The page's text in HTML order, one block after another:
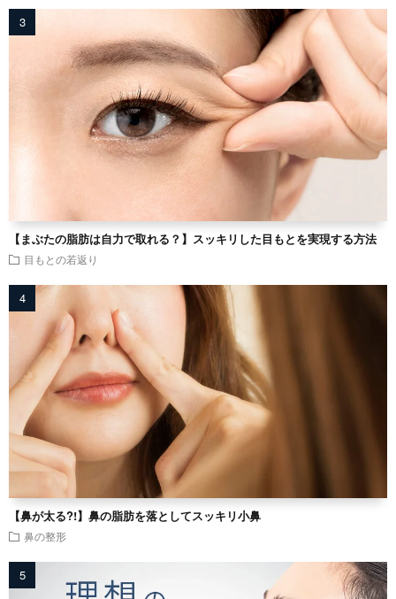
【まぶたの脂肪は自力で取れる？】スッキリした目もとを実現する方法
目もとの若返り
【鼻が太る?!】鼻の脂肪を落としてスッキリ小鼻
鼻の整形